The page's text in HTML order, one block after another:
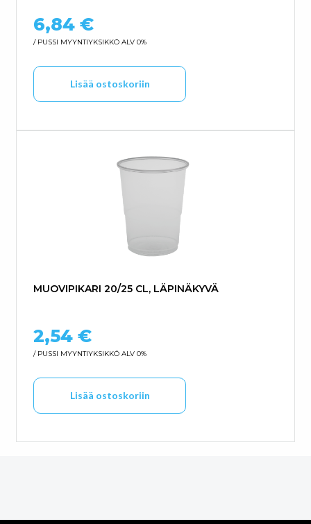
6,84 €
/ PUSSI MYYNTIYKSIKKÖ ALV 0%
Lisää ostoskoriin
MUOVIPIKARI 20/25 CL, LÄPINÄKYVÄ
2,54 €
/ PUSSI MYYNTIYKSIKKÖ ALV 0%
Lisää ostoskoriin